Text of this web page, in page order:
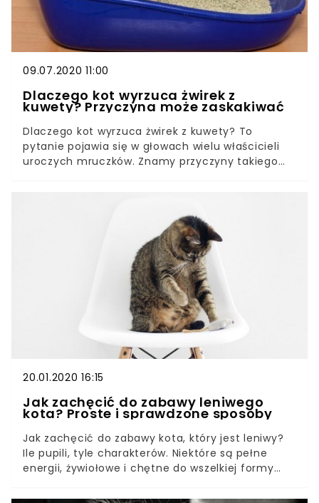
09.07.2020 11:00
Dlaczego kot wyrzuca żwirek z
kuwety? Przyczyna może zaskakiwać
Dlaczego kot wyrzuca żwirek z kuwety? To
pytanie pojawia się w głowach wielu właścicieli
uroczych mruczków. Znamy przyczyny takiego
problematyczna kwestia spotyka wielu z nich.
Często zastanawiamy się, gdzie leży przyczyna
takiego zachowania i czym jest spowodowana.
Dlaczego kot wyrzuca żwirek z kuwety?
Szczegółową odpowiedź znajdziecie w poniższym
20.01.2020 16:15
Jak zachęcić do zabawy leniwego
kota? Proste i sprawdzone sposoby
Jak zachęcić do zabawy kota, który jest leniwy?
Ile pupili, tyle charakterów. Niektóre są pełne
energii, żywiołowe i chętne do wszelkiej formy
drzemce, budząc się wyłącznie po to, by zajrzeć